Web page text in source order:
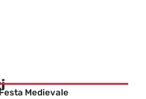
Medievale